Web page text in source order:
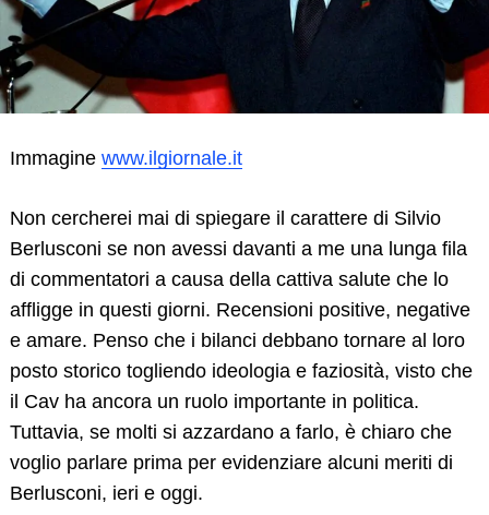
Immagine www.ilgiornale.it
Non cercherei mai di spiegare il carattere di Silvio
Berlusconi se non avessi davanti a me una lunga fila
di commentatori a causa della cattiva salute che lo
affligge in questi giorni. Recensioni positive, negative
e amare. Penso che i bilanci debbano tornare al loro
posto storico togliendo ideologia e faziosità, visto che
il Cav ha ancora un ruolo importante in politica.
Tuttavia, se molti si azzardano a farlo, è chiaro che
voglio parlare prima per evidenziare alcuni meriti di
Berlusconi, ieri e oggi.